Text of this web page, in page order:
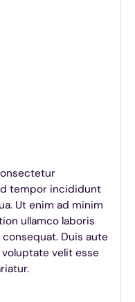
tempor incididunt
Ut enim ad minim
ullamco laboris
Duis aute
velit esse